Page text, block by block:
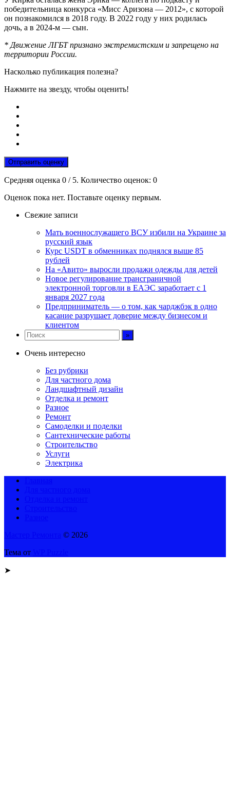
победительница конкурса «Мисс Аризона — 2012», с которой
он познакомился в 2018 году. В 2022 году у них родилась
дочь, а в 2024-м — сын.
* Движение ЛГБТ признано экстремистским и запрещено на
территории России.
Насколько публикация полезна?
Нажмите на звезду, чтобы оценить!
Отправить оценку
Средняя оценка 0 / 5. Количество оценок: 0
Оценок пока нет. Поставьте оценку первым.
Свежие записи
Мать военнослужащего ВСУ избили на Украине за
русский язык
Курс USDT в обменниках поднялся выше 85
рублей
На «Авито» выросли продажи одежды для детей
Новое регулирование трансграничной
электронной торговли в ЕАЭС заработает с 1
января 2027 года
Предприниматель — о том, как чарджбэк в одно
касание разрушает доверие между бизнесом и
клиентом
Очень интересно
Без рубрики
Для частного дома
Ландшафтный дизайн
Отделка и ремонт
Разное
Ремонт
Самоделки и поделки
Сантехнические работы
Строительство
Услуги
Электрика
© 2026
Тема от
➤